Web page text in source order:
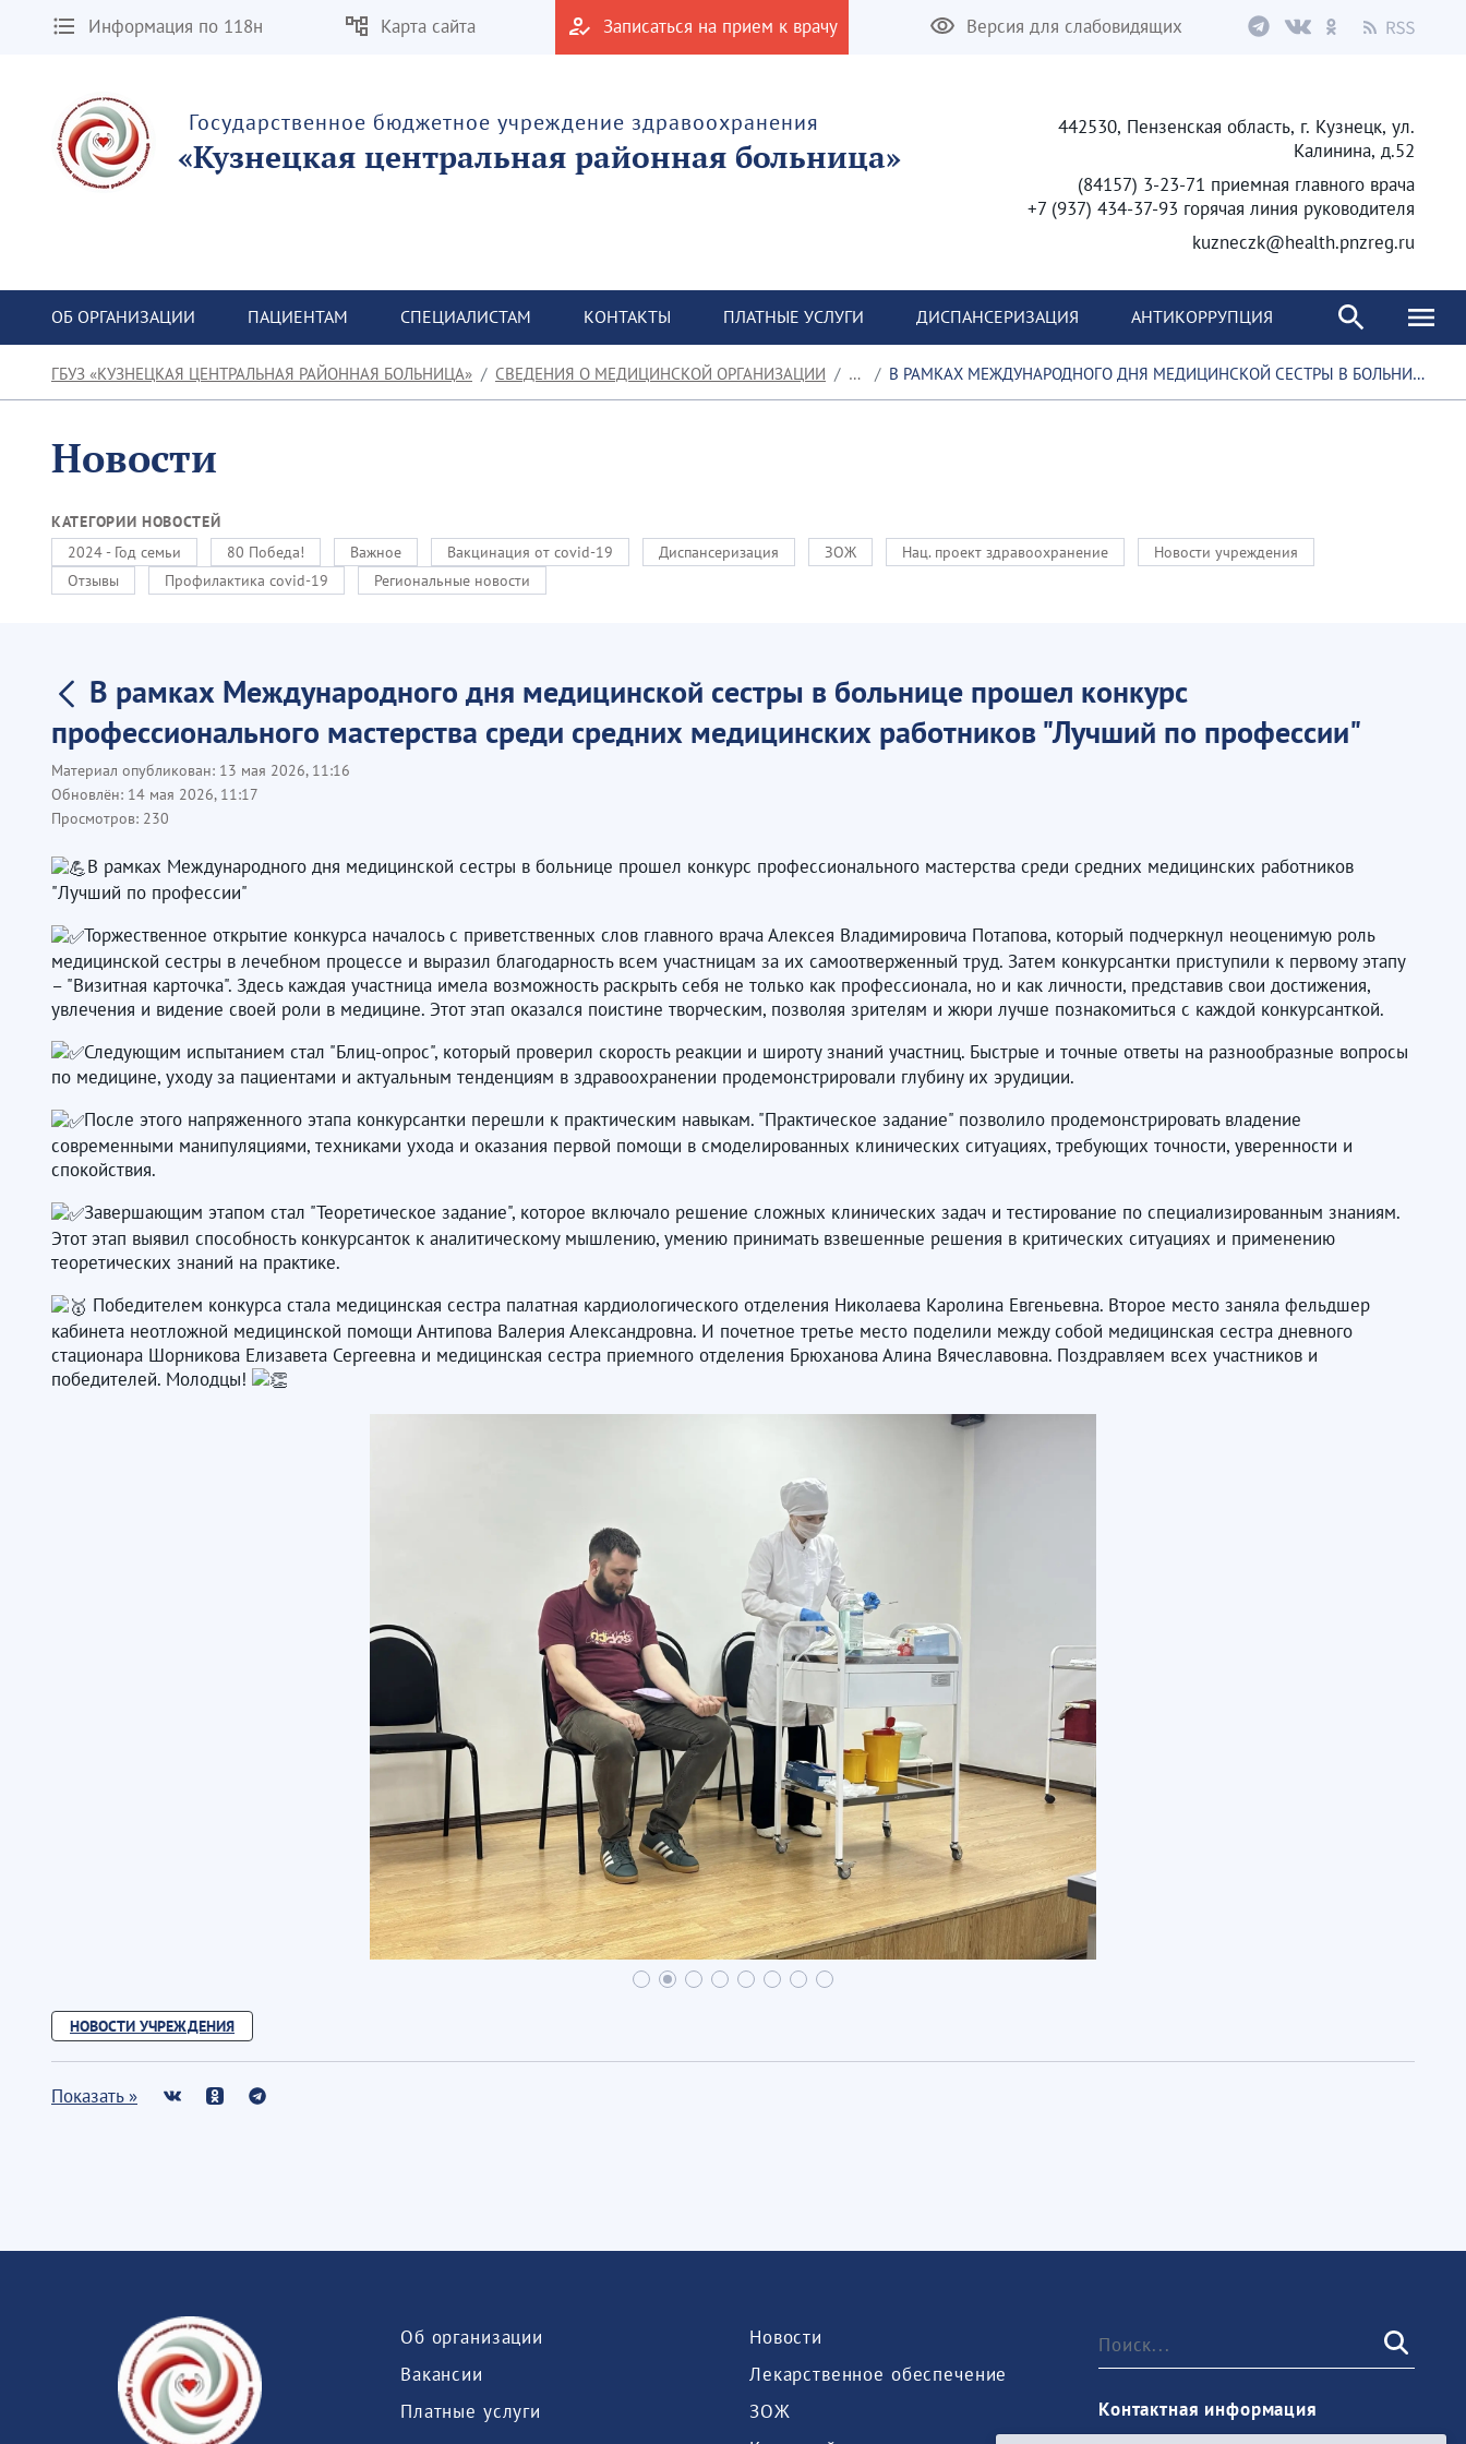
Информация по 118н Карта сайта Записаться на прием к врачу Версия для слабовидящих
Государственное бюджетное учреждение здравоохранения
«Кузнецкая центральная районная больница»
442530, Пензенская область, г. Кузнецк, ул.
Калинина, д.52
(84157) 3-23-71 приемная главного врача
+7 (937) 434-37-93 горячая линия руководителя
kuzneczk@health.pnzreg.ru
ОБ ОРГАНИЗАЦИИ ПАЦИЕНТАМ СПЕЦИАЛИСТАМ КОНТАКТЫ ПЛАТНЫЕ УСЛУГИ ДИСПАНСЕРИЗАЦИЯ АНТИКОРРУПЦИЯ
ГБУЗ «КУЗНЕЦКАЯ ЦЕНТРАЛЬНАЯ РАЙОННАЯ БОЛЬНИЦА» СВЕДЕНИЯ О МЕДИЦИНСКОЙ ОРГАНИЗАЦИИ НОВОСТИВ РАМКАХ МЕЖДУНАРОДНОГО ДНЯ МЕДИЦИНСКОЙ СЕСТРЫ В БОЛЬНИЦЕ ПРОШЕЛ КОНКУРС ПРОФЕССИОНАЛЬНОГО МАСТЕРСТВА СРЕДИ СРЕДНИХ МЕДИЦИНСКИХ РАБОТНИКОВ "ЛУЧШИЙ ПО ПРОФЕССИИ"
Новости
КАТЕГОРИИ НОВОСТЕЙ
2024 - Год семьи
80 Победа! Важное Вакцинация от covid-19 Диспансеризация ЗОЖ Нац. проект здравоохранение
Новости учреждения
Отзывы
Профилактика covid-19 Региональные новости
В рамках Международного дня медицинской сестры в больнице прошел конкурс
профессионального мастерства среди средних медицинских работников "Лучший по профессии"
Материал опубликован: 13 мая 2026, 11:16
Обновлён: 14 мая 2026, 11:17
Просмотров: 230
В рамках Международного дня медицинской сестры в больнице прошел конкурс профессионального мастерства среди средних медицинских работников
"Лучший по профессии"
Торжественное открытие конкурса началось с приветственных слов главного врача Алексея Владимировича Потапова, который подчеркнул неоценимую роль
медицинской сестры в лечебном процессе и выразил благодарность всем участницам за их самоотверженный труд. Затем конкурсантки приступили к первому этапу
– "Визитная карточка". Здесь каждая участница имела возможность раскрыть себя не только как профессионала, но и как личности, представив свои достижения,
увлечения и видение своей роли в медицине. Этот этап оказался поистине творческим, позволяя зрителям и жюри лучше познакомиться с каждой конкурсанткой.
Следующим испытанием стал "Блиц-опрос", который проверил скорость реакции и широту знаний участниц. Быстрые и точные ответы на разнообразные вопросы
по медицине, уходу за пациентами и актуальным тенденциям в здравоохранении продемонстрировали глубину их эрудиции.
После этого напряженного этапа конкурсантки перешли к практическим навыкам. "Практическое задание" позволило продемонстрировать владение
современными манипуляциями, техниками ухода и оказания первой помощи в смоделированных клинических ситуациях, требующих точности, уверенности и
спокойствия.
Завершающим этапом стал "Теоретическое задание", которое включало решение сложных клинических задач и тестирование по специализированным знаниям.
Этот этап выявил способность конкурсанток к аналитическому мышлению, умению принимать взвешенные решения в критических ситуациях и применению
теоретических знаний на практике.
Победителем конкурса стала медицинская сестра палатная кардиологического отделения Николаева Каролина Евгеньевна. Второе место заняла фельдшер
кабинета неотложной медицинской помощи Антипова Валерия Александровна. И почетное третье место поделили между собой медицинская сестра дневного
стационара Шорникова Елизавета Сергеевна и медицинская сестра приемного отделения Брюханова Алина Вячеславовна. Поздравляем всех участников и
победителей. Молодцы!
НОВОСТИ УЧРЕЖДЕНИЯ
Показать »
Об организации
Вакансии
Платные услуги
Новости
Лекарственное обеспечение
ЗОЖ
Контактная информация